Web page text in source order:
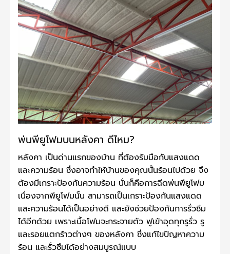
พ่นพียูโฟมบนหลังคา ดีไหม?
หลังคา เป็นด่านแรกของบ้าน ที่ต้องรับมือกับแสงแดด
และความร้อน ซึ่งอาจทำให้บ้านของคุณนั้นร้อนไปด้วย จึง
ต้องมีเกราะป้องกันความร้อน นั่นก็คือการฉีดพ่นพียูโฟม
เนื่องจากพียูโฟมนั้น สามารถเป็นเกราะป้องกันแสงแดด
และความร้อนได้เป็นอย่างดี และยังช่วยป้องกันการรั่วซึม
ได้อีกด้วย เพราะเนื้อโฟมจะกระจายตัว ฟูเข้าอุดทุกรูรั่ว รู
และรอยแตกร้าวต่างๆ ของหลังคา ซึ่งแก้ไขปัญหาความ
ร้อน และรั่วซึมได้อย่างสมบูรณ์แบบ